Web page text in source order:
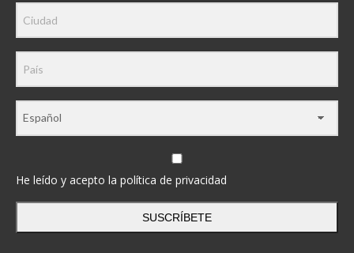
He leído y acepto la política de privacidad
SUSCRÍBETE